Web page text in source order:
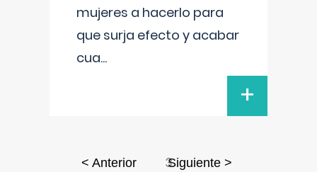
mujeres a hacerlo para
que surja efecto y acabar
cua...
+
< Anterior 3Siguiente >